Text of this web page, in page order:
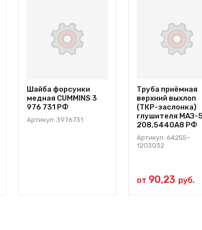
Шайба форсунки
медная CUMMINS 3
976 731 РФ
Артикул: 3976731
Труба приёмная
верхний выхлоп
(ТКР-заслонка)
глушителя МАЗ-
208,5440А8 РФ
Артикул: 64255-
1203032
от 90,23 руб.